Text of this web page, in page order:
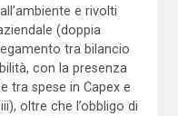
e rivolti
(doppia
tra bilancio
con la presenza
tra spese in Capex e
oltre che l’obbligo di